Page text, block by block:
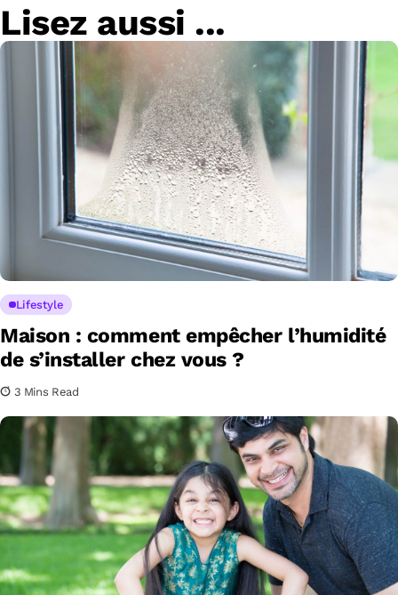
Lisez aussi ...
Lifestyle
Maison : comment empêcher l’humidité
de s’installer chez vous ?
3 Mins Read